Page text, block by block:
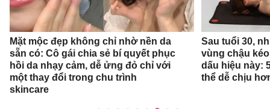
Mặt mộc đẹp không chỉ nhờ nền da
sẵn có: Cô gái chia sẻ bí quyết phục
hồi da nhạy cảm, dễ ửng đỏ chỉ với
một thay đổi trong chu trình
skincare
Sau tuổi 30,
vùng chậu
dấu hiệu này:
thể dễ chịu